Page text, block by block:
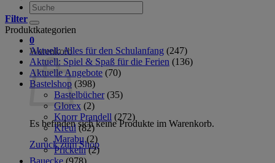
Suche
nach:
0
Warenkorb
Es befinden sich keine Produkte im Warenkorb.
Zurück zum Shop
Filter
Produktkategorien
Aktuell: Alles für den Schulanfang (247)
Aktuell: Spiel & Spaß für die Ferien (136)
Aktuelle Angebote (70)
Bastelshop (398)
Bastelbücher (35)
Glorex (2)
Knorr Prandell (272)
Kreul (82)
Marabu (2)
Prickeln (2)
Bauecke (978)